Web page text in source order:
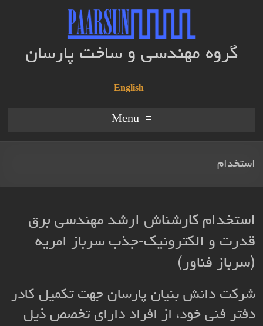
گروه مهندسی و ساخت پارسان
English
Menu
استخدام
استخدام کارشناش ارشد مهندسی برق
قدرت و الکترونیک-جذب سرباز امریه
(سرباز فناور)
شرکت دانش بنیان پارسان جهت تکمیل کادر
دفتر فنی خود، از افراد دارای تخصص ذیل